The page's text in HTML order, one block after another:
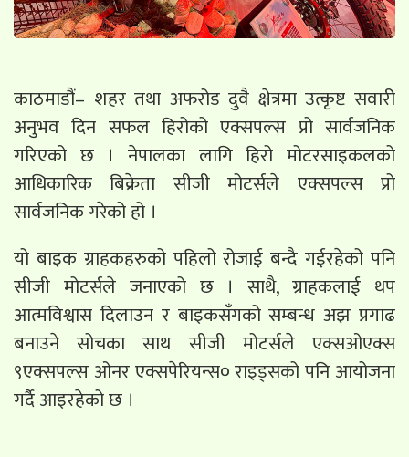
काठमाडौं– शहर तथा अफरोड दुवै क्षेत्रमा उत्कृष्ट सवारी
अनुभव दिन सफल हिरोको एक्सपल्स प्रो सार्वजनिक
गरिएको छ । नेपालका लागि हिरो मोटरसाइकलको
आधिकारिक बिक्रेता सीजी मोटर्सले एक्सपल्स प्रो
सार्वजनिक गरेको हो ।
यो बाइक ग्राहकहरुको पहिलो रोजाई बन्दै गईरहेको पनि
सीजी मोटर्सले जनाएको छ । साथै, ग्राहकलाई थप
आत्मविश्वास दिलाउन र बाइकसँगको सम्बन्ध अझ प्रगाढ
बनाउने सोचका साथ सीजी मोटर्सले एक्सओएक्स
९एक्सपल्स ओनर एक्सपेरियन्स० राइड्सको पनि आयोजना
गर्दै आइरहेको छ ।